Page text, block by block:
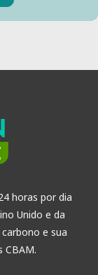
horas por dia
Unido e da
e sua
CBAM.